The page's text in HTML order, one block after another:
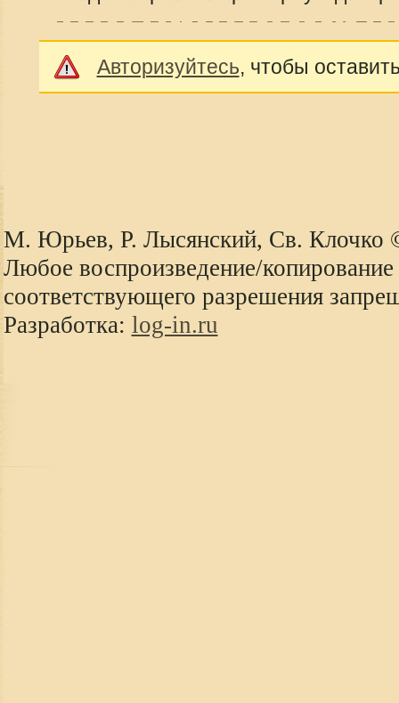
Авторизуйтесь, чтобы
М. Юрьев, Р. Лысянский, Св. Клочко
Любое воспроизведение/копирование
соответствующего разрешения
Разработка: log-in.ru